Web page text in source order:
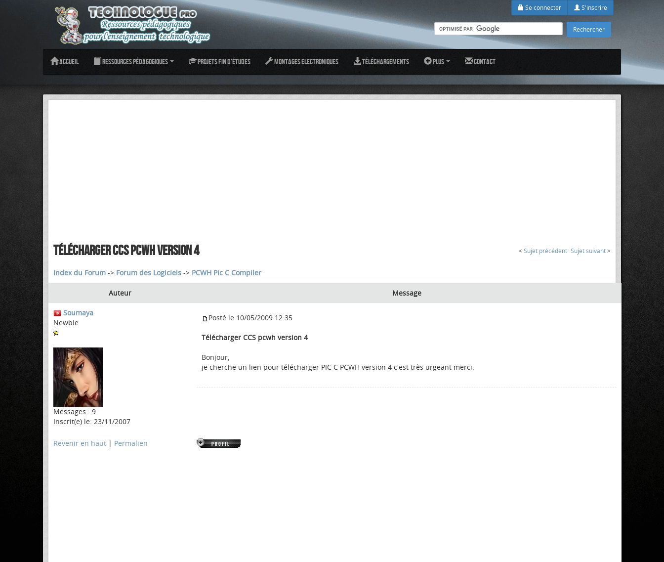
Se connecter S'inscrire
Accueil Ressources pédagogiques Projets fin d'études Montages Electroniques Téléchargements Plus Contact
TÉLÉCHARGER CCS PCWH VERSION 4 < Sujet précédent Sujet suivant >
Index du Forum -> Forum des Logiciels -> PCWH Pic C Compiler
Auteur Message
Soumaya
Newbie
Messages : 9
Inscrit(e) le: 23/11/2007
Posté le 10/05/2009 12:35
Télécharger CCS pcwh version 4
Bonjour,
je cherche un lien pour télécharger PIC C PCWH version 4 c'est très urgeant merci.
Revenir en haut | Permalien